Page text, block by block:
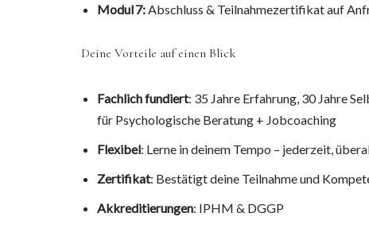
Modul 7: Abschluss & Teilnahmezertifikat auf
Deine Vorteile auf einen Blick
Fachlich fundiert: 35 Jahre Erfahrung, 30 Jahre
für Psychologische Beratung + Jobcoaching
Flexibel: Lerne in deinem Tempo – jederzeit,
Zertifikat: Bestätigt deine Teilnahme und
Akkreditierungen: IPHM & DGGP